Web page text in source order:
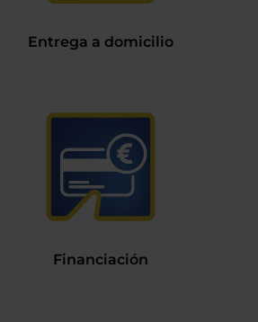
Entrega a domicilio
Financiación